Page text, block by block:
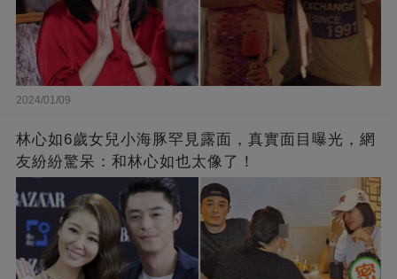
2024/01/09
林心如6歲女兒小海豚罕見露面，真實面目曝光，網
友紛紛驚呆：和林心如也太像了！